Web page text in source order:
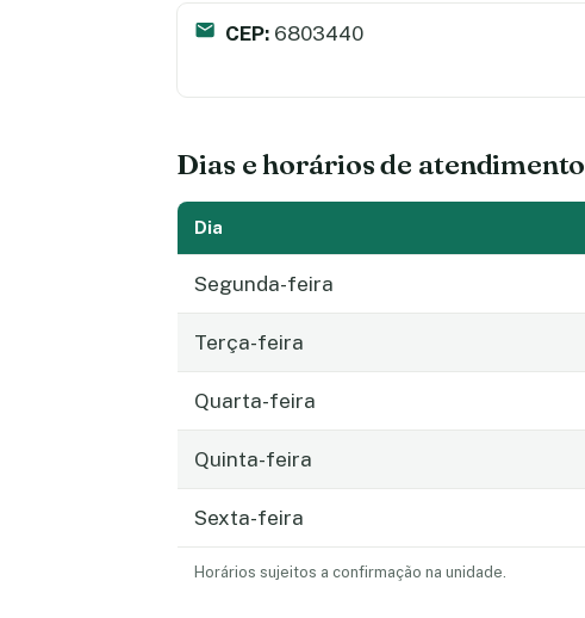
CEP: 6803440
Dias e horários de atendimento
Dia
Segunda-feira
Terça-feira
Quarta-feira
Quinta-feira
Sexta-feira
Horários sujeitos a confirmação na unidade.